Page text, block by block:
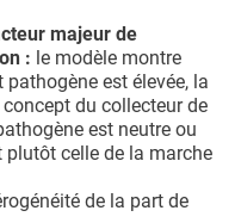
majeur de
: le modèle montre
est élevée, la
du collecteur de
est neutre ou
plutôt celle de la marche
de la part de